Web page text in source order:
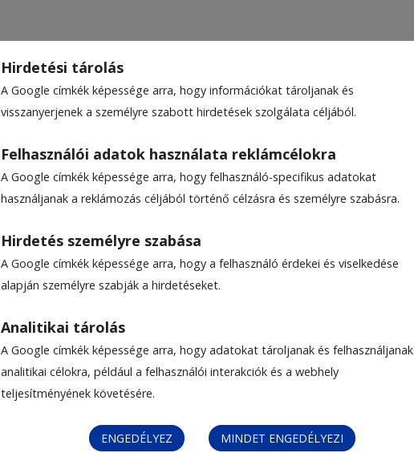
Hirdetési tárolás
A Google címkék képessége arra, hogy információkat tároljanak és
visszanyerjenek a személyre szabott hirdetések szolgálata céljából.
Felhasználói adatok használata reklámcélokra
A Google címkék képessége arra, hogy felhasználó-specifikus adatokat
használjanak a reklámozás céljából történő célzásra és személyre szabásra.
Hirdetés személyre szabása
A Google címkék képessége arra, hogy a felhasználó érdekei és viselkedése
alapján személyre szabják a hirdetéseket.
Analitikai tárolás
A Google címkék képessége arra, hogy adatokat tároljanak és felhasználjanak
analitikai célokra, például a felhasználói interakciók és a webhely
teljesítményének követésére.
ENGEDÉLYEZ MINDET ENGEDÉLYEZI